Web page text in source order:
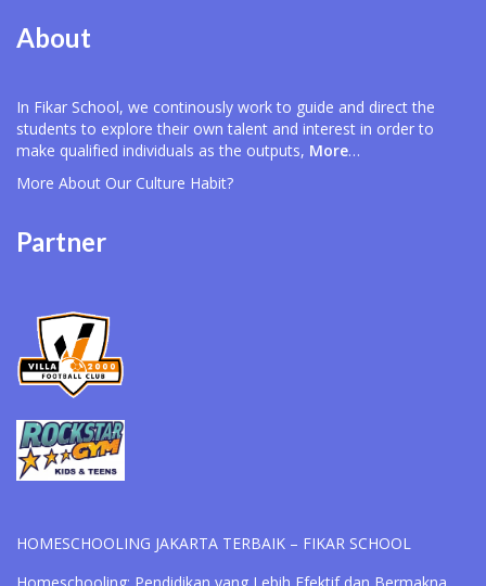
About
In Fikar School, we continously work to guide and direct the
students to explore their own talent and interest in order to
make qualified individuals as the outputs, More…
More About Our Culture Habit?
Partner
HOMESCHOOLING JAKARTA TERBAIK – FIKAR SCHOOL